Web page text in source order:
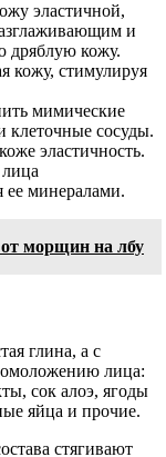
эластичной,
и
дряблую кожу.
кожу, стимулируя
мимические
клеточные сосуды.
эластичность.
ее минералами.
морщин на лбу
глина, а с
лица:
сок алоэ, ягоды
яйца и прочие.
стягивают